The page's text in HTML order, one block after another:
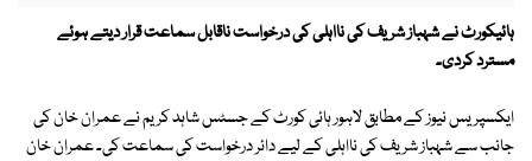
ہائیکورٹ نے شہباز شریف کی نااہلی کی درخواست ناقابل سماعت قرار دیتے ہوئے
مسترد کردی۔
ایکسپریس نیوز کے مطابق لاہور ہائی کورٹ کے جسٹس شاہد کریم نے عمران خان کی
جانب سے شہباز شریف کی نااہلی کے لیے دائر درخواست کی سماعت کی۔ عمران خان